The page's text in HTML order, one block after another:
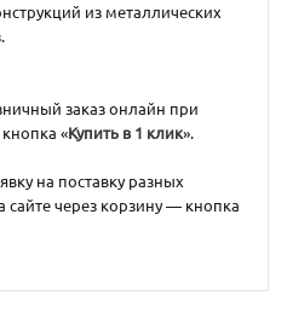
из металлических
заказ онлайн при
«Купить в 1 клик».
на поставку разных
через корзину — кнопка